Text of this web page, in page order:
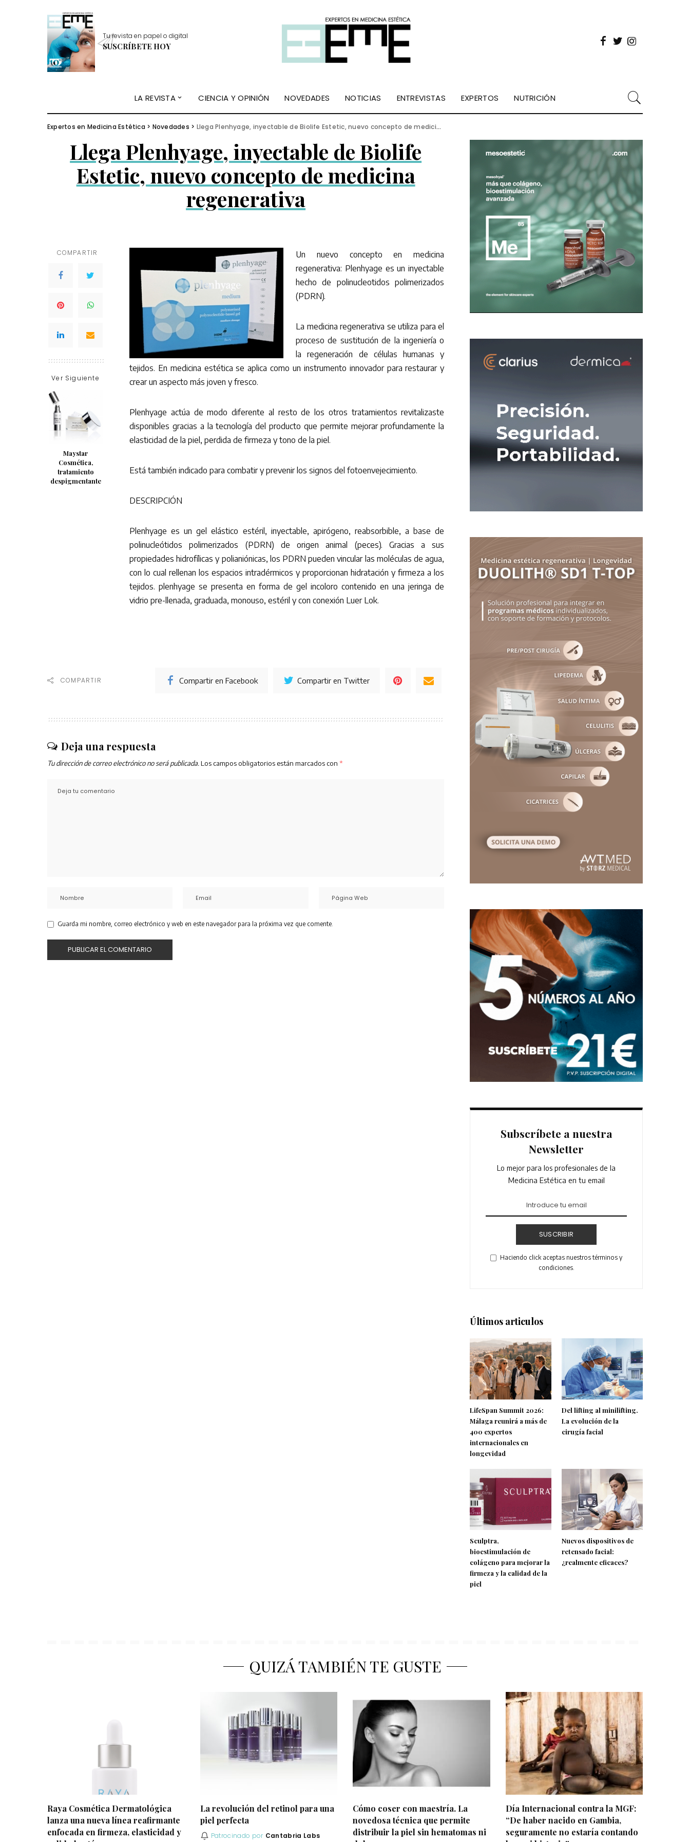
Tu revista en papel o digital
SUSCRÍBETE HOY
LA REVISTA CIENCIA Y OPINIÓN NOVEDADES NOTICIAS ENTREVISTAS EXPERTOS NUTRICIÓN
Expertos en Medicina Estética > Novedades > Llega Plenhyage, inyectable de Biolife Estetic, nuevo concepto de medicina regenerativa
Llega Plenhyage, inyectable de Biolife
Estetic, nuevo concepto de medicina
regenerativa
COMPARTIR
Ver Siguiente
Maystar
Cosmética,
tratamiento
despigmentante
Un nuevo concepto en medicina
regenerativa: Plenhyage es un inyectable
hecho de polinucleotidos polimerizados
(PDRN).
La medicina regenerativa se utiliza para el
proceso de sustitución de la ingeniería o
la regeneración de células humanas y
tejidos. En medicina estética se aplica como un instrumento innovador para restaurar y
crear un aspecto más joven y fresco.
Plenhyage actúa de modo diferente al resto de los otros tratamientos revitalizaste
disponibles gracias a la tecnología del producto que permite mejorar profundamente la
elasticidad de la piel, perdida de firmeza y tono de la piel.
Está también indicado para combatir y prevenir los signos del fotoenvejecimiento.
DESCRIPCIÓN
Plenhyage es un gel elástico estéril, inyectable, apirógeno, reabsorbible, a base de
polinucleótidos polimerizados (PDRN) de origen animal (peces). Gracias a sus
propiedades hidrofílicas y polianiónicas, los PDRN pueden vincular las moléculas de agua,
con lo cual rellenan los espacios intradérmicos y proporcionan hidratación y firmeza a los
tejidos. plenhyage se presenta en forma de gel incoloro contenido en una jeringa de
vidrio pre-llenada, graduada, monouso, estéril y con conexión Luer Lok.
COMPARTIR Compartir en Facebook Compartir en Twitter
Deja una respuesta
Tu dirección de correo electrónico no será publicada. Los campos obligatorios están marcados con *
Guarda mi nombre, correo electrónico y web en este navegador para la próxima vez que comente.
Subscríbete a nuestra
Newsletter
Lo mejor para los profesionales de la
Medicina Estética en tu email
SUSCRIBIR
Haciendo click aceptas nuestros términos y
condiciones.
Últimos articulos
LifeSpan Summit 2026:
Málaga reunirá a más de
400 expertos
internacionales en
longevidad
Del lifting al minilifting.
La evolución de la
cirugía facial
Sculptra,
bioestimulación de
colágeno para mejorar la
firmeza y la calidad de la
piel
Nuevos dispositivos de
retensado facial:
¿realmente eficaces?
QUIZÁ TAMBIÉN TE GUSTE
Raya Cosmética Dermatológica
lanza una nueva línea reafirmante
enfocada en firmeza, elasticidad y
La revolución del retinol para una
piel perfecta
Patrocinado por Cantabria Labs
Cómo coser con maestría. La
novedosa técnica que permite
distribuir la piel sin hematomas ni
Día Internacional contra la MGF:
“De haber nacido en Gambia,
seguramente no estaría contando